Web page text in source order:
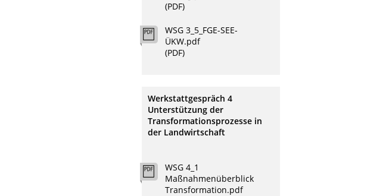
(PDF)
WSG 3_5_FGE-SEE-
ÜKW.pdf
(PDF)
Werkstattgespräch 4
Unterstützung der
Transformationsprozesse in
der Landwirtschaft
WSG 4_1
Maßnahmenüberblick
Transformation.pdf